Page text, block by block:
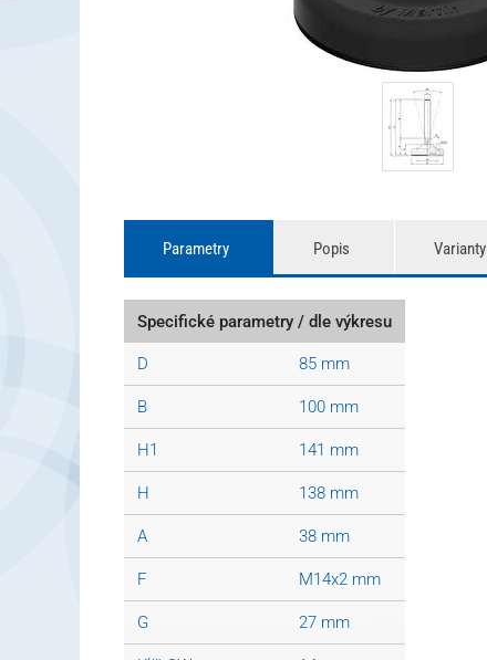
Parametry Popis Varianty
Specifické parametry / dle výkresu
D 85 mm
B 100 mm
H1 141 mm
H 138 mm
A 38 mm
F M14x2 mm
G 27 mm